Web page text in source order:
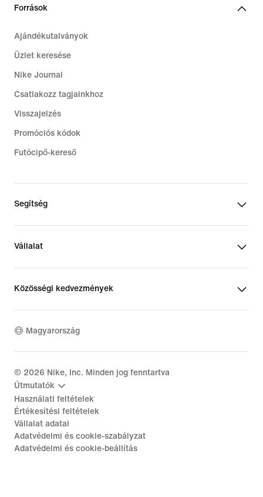
Források
Ajándékutalványok
Üzlet keresése
Nike Journal
Csatlakozz tagjainkhoz
Visszajelzés
Promóciós kódok
Futócipő-kereső
Segítség
Vállalat
Közösségi kedvezmények
Magyarország
© 2026 Nike, Inc. Minden jog fenntartva
Útmutatók
Használati feltételek
Értékesítési feltételek
Vállalat adatai
Adatvédelmi és cookie-szabályzat
Adatvédelmi és cookie-beállítás